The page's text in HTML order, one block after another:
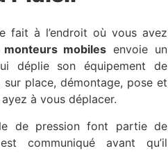
fait à l’endroit où vous avez
mobiles envoie un
déplie son équipement de
place, démontage, pose et
à vous déplacer.
de pression font partie de
communiqué avant qu’il